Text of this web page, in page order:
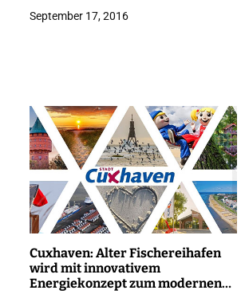
September 17, 2016
Cuxhaven: Alter Fischereihafen
wird mit innovativem
Energiekonzept zum modernen